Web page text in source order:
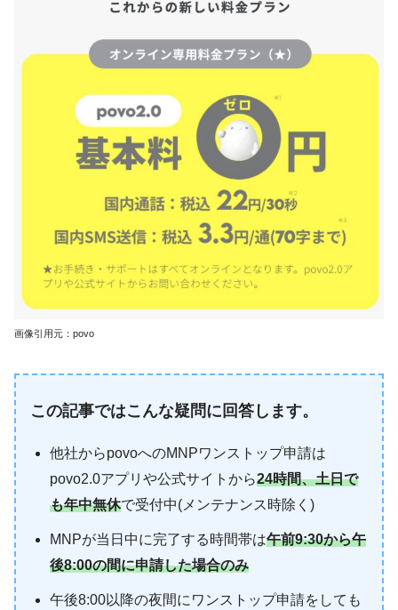
画像引用元：povo
この記事ではこんな疑問に回答します。
他社からpovoへのMNPワンストップ申請は
povo2.0アプリや公式サイトから24時間、土日で
も年中無休で受付中(メンテナンス時除く)
MNPが当日中に完了する時間帯は午前9:30から午
後8:00の間に申請した場合のみ
午後8:00以降の夜間にワンストップ申請をしても